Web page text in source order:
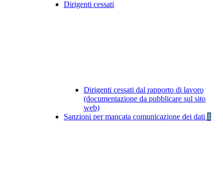
Dirigenti cessati
Dirigenti cessati dal rapporto di lavoro
(documentazione da pubblicare sul sito
web)
Sanzioni per mancata comunicazione dei dati 1